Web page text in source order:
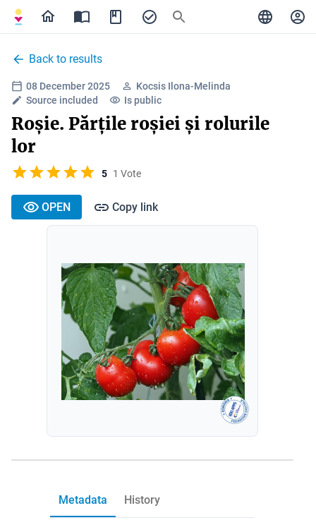
Back to results
08 December 2025
Kocsis Ilona-Melinda
Source included
Is public
Roșie. Părțile roșiei și rolurile
lor
5 1 Vote
OPEN Copy link
Metadata History